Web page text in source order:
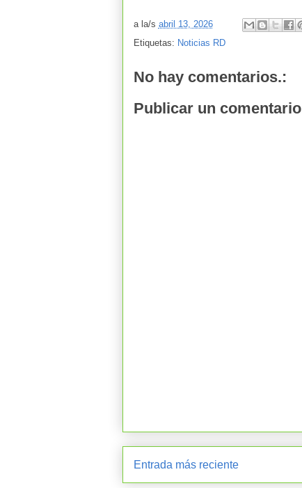
a la/s abril 13, 2026
Etiquetas: Noticias RD
No hay comentarios.:
Publicar un comentario
Entrada más reciente